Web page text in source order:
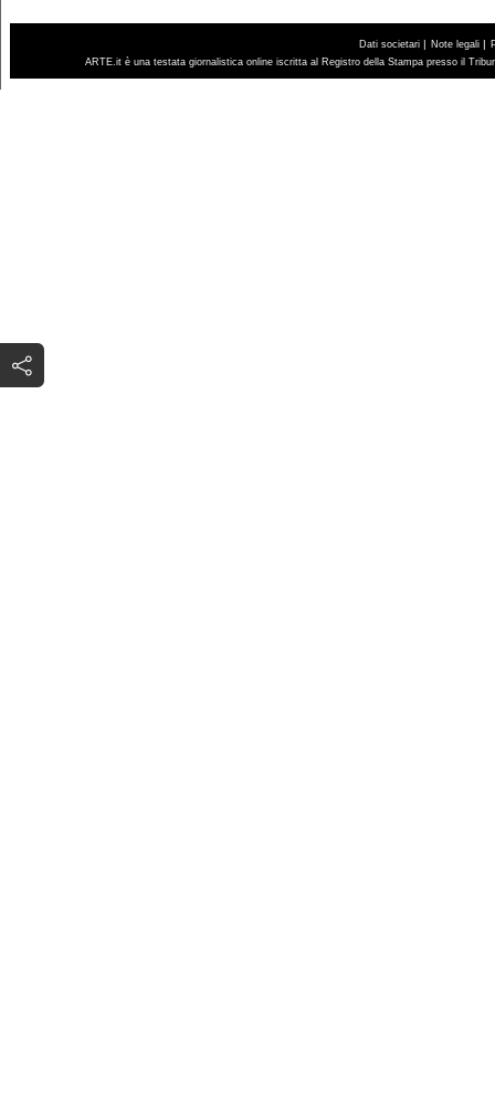
Dati societari | Note legali |
ARTE.it è una testata giornalistica online iscritta al Registro della Stampa presso il